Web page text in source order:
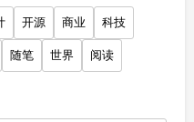
开源 商业 科技
随笔 世界 阅读